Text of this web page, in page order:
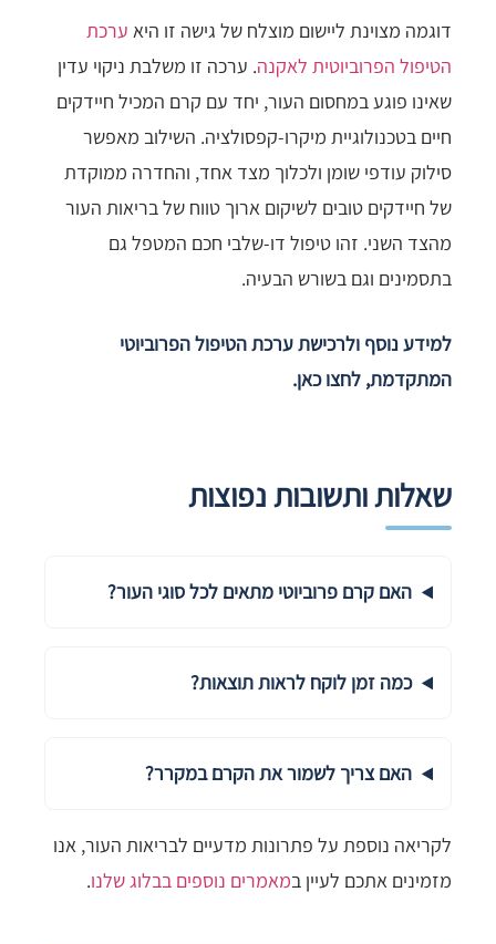
דוגמה מצוינת ליישום מוצלח של גישה זו היא ערכת
הטיפול הפרוביוטית לאקנה. ערכה זו משלבת ניקוי עדין
שאינו פוגע במחסום העור, יחד עם קרם המכיל חיידקים
חיים בטכנולוגיית מיקרו-קפסולציה. השילוב מאפשר
סילוק עודפי שומן ולכלוך מצד אחד, והחדרה ממוקדת
של חיידקים טובים לשיקום ארוך טווח של בריאות העור
מהצד השני. זהו טיפול דו-שלבי חכם המטפל גם
בתסמינים וגם בשורש הבעיה.
למידע נוסף ולרכישת ערכת הטיפול הפרוביוטי
המתקדמת, לחצו כאן.
שאלות ותשובות נפוצות
האם קרם פרוביוטי מתאים לכל סוגי העור?
כמה זמן לוקח לראות תוצאות?
האם צריך לשמור את הקרם במקרר?
לקריאה נוספת על פתרונות מדעיים לבריאות העור, אנו
מזמינים אתכם לעיין במאמרים נוספים בבלוג שלנו.